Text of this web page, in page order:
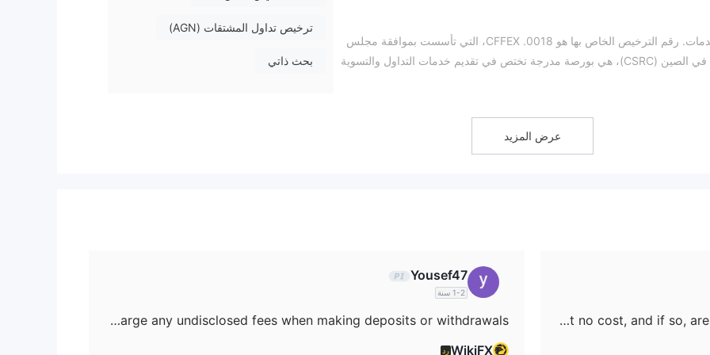
لتقديم الخدمات. رقم الترخيص الخاص بها هو 0018. CFFEX، التي تأسست بموافقة مجلس
الدولة لجمهورية الصين الشعبية وهيئة تنظيم الأوراق المالية في الصين (CSRC)، هي بورصة مدرجة تختص في تقديم خدمات التداول والتسوية
ترخيص تداول المشتقات (AGN)
بحث ذاتي
عرض المزيد
Does CITIC Futures provide a demo account at no cost, and if so, are there any restrictions such as a time limit?
Yousef47
1-2 سنة
Does CITIC Futures charge any undisclosed fees when making deposits or withdrawals?
WikiFXرد